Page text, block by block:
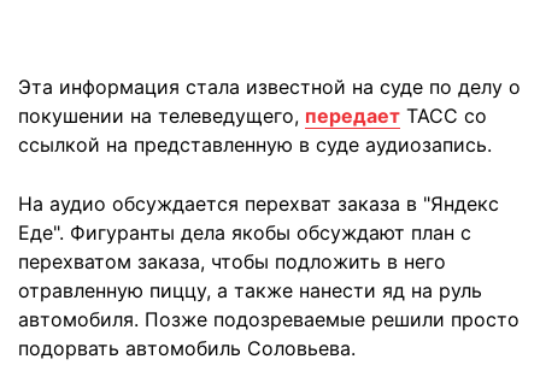
Эта информация стала известной на суде по делу о
покушении на телеведущего, передает ТАСС со
ссылкой на представленную в суде аудиозапись.
На аудио обсуждается перехват заказа в "Яндекс
Еде". Фигуранты дела якобы обсуждают план с
перехватом заказа, чтобы подложить в него
отравленную пиццу, а также нанести яд на руль
автомобиля. Позже подозреваемые решили просто
подорвать автомобиль Соловьева.